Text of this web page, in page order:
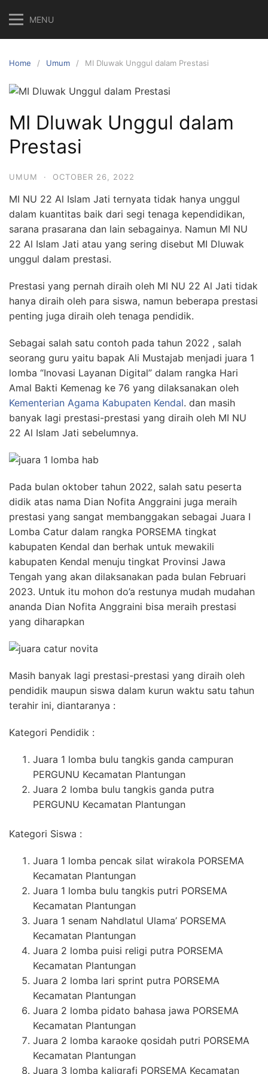
content
MENU
Home Umum MI Dluwak Unggul dalam Prestasi
MI Dluwak Unggul dalam
Prestasi
UMUM · OCTOBER 26, 2022
MI NU 22 Al Islam Jati ternyata tidak hanya unggul
dalam kuantitas baik dari segi tenaga kependidikan,
sarana prasarana dan lain sebagainya. Namun MI NU
22 Al Islam Jati atau yang sering disebut MI Dluwak
unggul dalam prestasi.
Prestasi yang pernah diraih oleh MI NU 22 Al Jati tidak
hanya diraih oleh para siswa, namun beberapa prestasi
penting juga diraih oleh tenaga pendidik.
Sebagai salah satu contoh pada tahun 2022 , salah
seorang guru yaitu bapak Ali Mustajab menjadi juara 1
lomba “Inovasi Layanan Digital” dalam rangka Hari
Amal Bakti Kemenag ke 76 yang dilaksanakan oleh
Kementerian Agama Kabupaten Kendal. dan masih
banyak lagi prestasi-prestasi yang diraih oleh MI NU
22 Al Islam Jati sebelumnya.
Pada bulan oktober tahun 2022, salah satu peserta
didik atas nama Dian Nofita Anggraini juga meraih
prestasi yang sangat membanggakan sebagai Juara I
Lomba Catur dalam rangka PORSEMA tingkat
kabupaten Kendal dan berhak untuk mewakili
kabupaten Kendal menuju tingkat Provinsi Jawa
Tengah yang akan dilaksanakan pada bulan Februari
2023. Untuk itu mohon do’a restunya mudah mudahan
ananda Dian Nofita Anggraini bisa meraih prestasi
yang diharapkan
Masih banyak lagi prestasi-prestasi yang diraih oleh
pendidik maupun siswa dalam kurun waktu satu tahun
terahir ini, diantaranya :
Kategori Pendidik :
Juara 1 lomba bulu tangkis ganda campuran
PERGUNU Kecamatan Plantungan
Juara 2 lomba bulu tangkis ganda putra
PERGUNU Kecamatan Plantungan
Kategori Siswa :
Juara 1 lomba pencak silat wirakola PORSEMA
Kecamatan Plantungan
Juara 1 lomba bulu tangkis putri PORSEMA
Kecamatan Plantungan
Juara 1 senam Nahdlatul Ulama’ PORSEMA
Kecamatan Plantungan
Juara 2 lomba puisi religi putra PORSEMA
Kecamatan Plantungan
Juara 2 lomba lari sprint putra PORSEMA
Kecamatan Plantungan
Juara 2 lomba pidato bahasa jawa PORSEMA
Kecamatan Plantungan
Juara 2 lomba karaoke qosidah putri PORSEMA
Kecamatan Plantungan
Juara 3 lomba kaligrafi PORSEMA Kecamatan